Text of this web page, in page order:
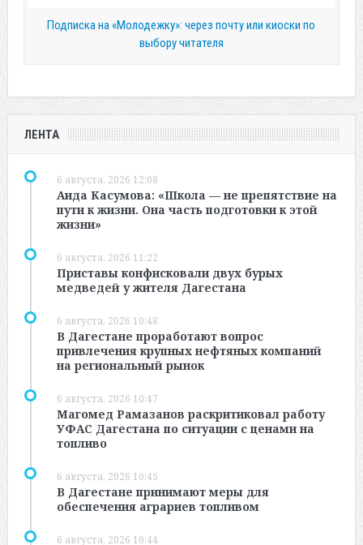
Подписка на «Молодежку»: через почту или киоски по
выбору читателя
ЛЕНТА
6 августа, 2026 12:08
Аида Касумова: «Школа — не препятствие на
пути к жизни. Она часть подготовки к этой
жизни»
6 августа, 2026 11:22
Приставы конфисковали двух бурых
медведей у жителя Дагестана
6 августа, 2026 10:48
В Дагестане проработают вопрос
привлечения крупных нефтяных компаний
на региональный рынок
6 августа, 2026 10:47
Магомед Рамазанов раскритиковал работу
УФАС Дагестана по ситуации с ценами на
топливо
6 августа, 2026 10:45
В Дагестане принимают меры для
обеспечения аграриев топливом
6 августа, 2026 10:44